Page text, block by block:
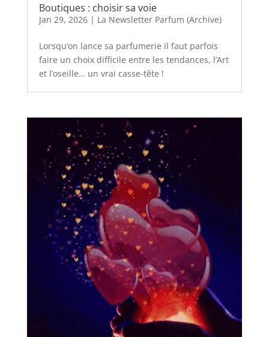
Boutiques : choisir sa voie
Jan 29, 2026| La Newsletter Parfum (Archive)
Lorsqu’on lance sa parfumerie il faut parfois
faire un choix difficile entre les tendances, l’Art
et l’oseille… un vrai casse-tête !